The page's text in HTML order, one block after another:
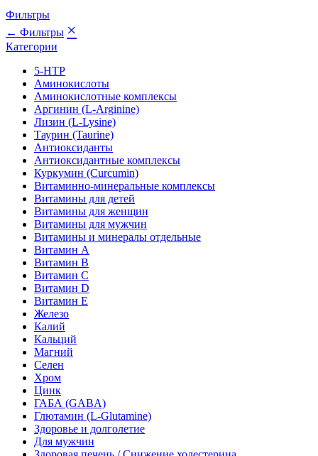
Фильтры
← Фильтры ×
Категории
5-HTP
Аминокислоты
Аминокислотные комплексы
Аргинин (L-Arginine)
Лизин (L-Lysine)
Таурин (Taurine)
Антиоксиданты
Антиоксидантные комплексы
Куркумин (Curcumin)
Витаминно-минеральные комплексы
Витамины для детей
Витамины для женщин
Витамины для мужчин
Витамины и минералы отдельные
Витамин A
Витамин B
Витамин C
Витамин D
Витамин E
Железо
Калий
Кальций
Магний
Селен
Хром
Цинк
ГАБА (GABA)
Глютамин (L-Glutamine)
Здоровье и долголетие
Для мужчин